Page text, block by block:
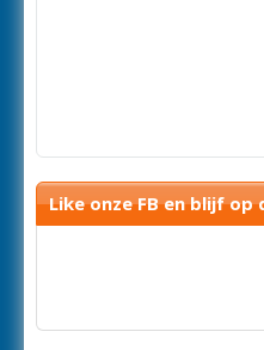
Like onze FB en blijf op